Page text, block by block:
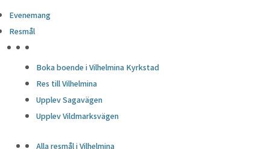
Evenemang
Resmål
Boka boende i Vilhelmina Kyrkstad
Res till Vilhelmina
Upplev Sagavägen
Upplev Vildmarksvägen
Alla resmål i Vilhelmina